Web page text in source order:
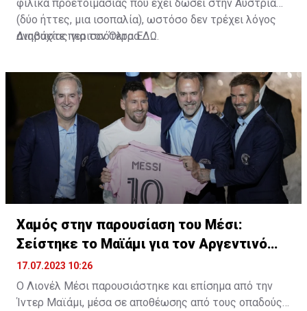
φιλικά προετοιμασίας που έχει δώσει στην Αυστρία
(δύο ήττες, μια ισοπαλία), ωστόσο δεν τρέχει λόγος
ανησυχίας για τον Όλτρα.
Διαβάστε περισσότεραΕΔΩ
Χαμός στην παρουσίαση του Μέσι:
Σείστηκε το Μαϊάμι για τον Αργεντινό
σταρ
17.07.2023 10:26
Ο Λιονέλ Μέσι παρουσιάστηκε και επίσημα από την
Ίντερ Μαϊάμι, μέσα σε αποθέωσης από τους οπαδούς